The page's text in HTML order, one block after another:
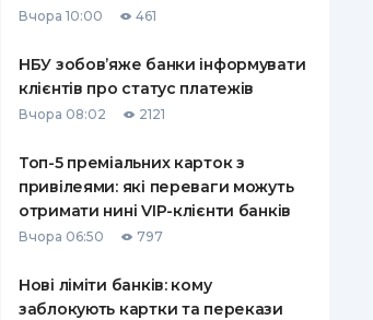
СТРАХУВАННЮ
ВСІ СТРАХОВІ ПОЛІСИ
ВІДГУКИ ПРО СТРАХОВІ
КОМПАНІЇ
КОНТАКТИ
Вчора 10:00 461
НБУ зобов’яже банки інформувати
клієнтів про статус платежів
Вчора 08:02 2121
Топ-5 преміальних карток з
привілеями: які переваги можуть
отримати нині VIP-клієнти банків
Вчора 06:50 797
Нові ліміти банків: кому
заблокують картки та перекази